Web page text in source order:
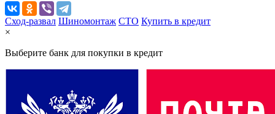
Сход-развал Шиномонтаж CTO Купить в кредит
×
Выберите банк для покупки в кредит